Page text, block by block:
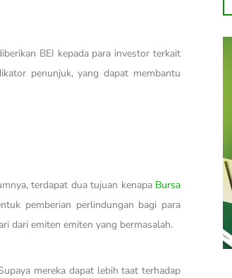
BEI kepada para investor terkait
penunjuk, yang dapat membantu
terdapat dua tujuan kenapa Bursa
pemberian perlindungan bagi para
dari emiten emiten yang bermasalah.
mereka dapat lebih taat terhadap